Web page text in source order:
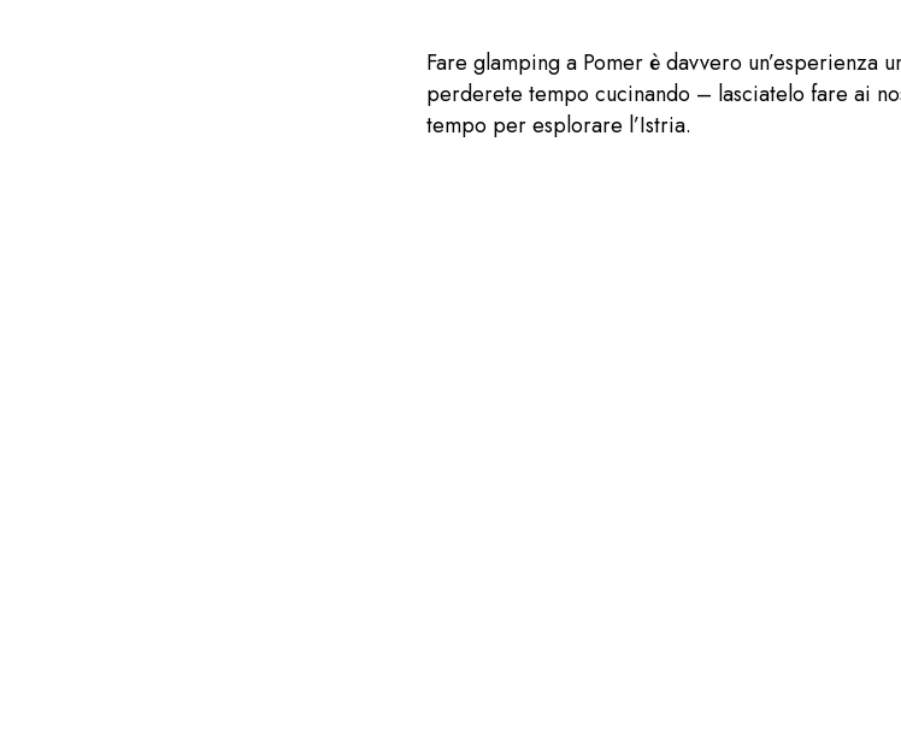
Fare glamping a Pomer è davvero un’esperienza
perderete tempo cucinando – lasciatelo fare ai
tempo per esplorare l’Istria.